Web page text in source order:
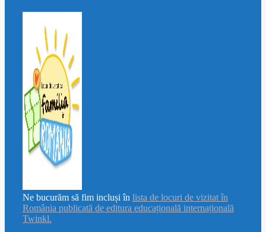
Ne bucurăm să fim incluși în lista de locuri de vizitat în
România publicată de editura educațională internațională
Twinkl.